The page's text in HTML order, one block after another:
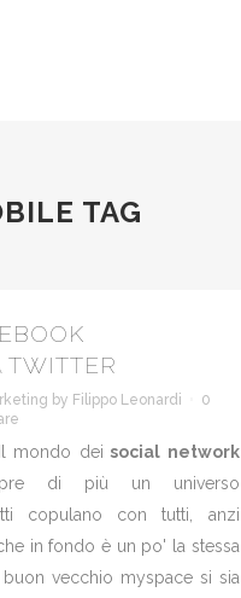
TAG
TWITTER
by Filippo Leonardi
0
Il mondo dei social network
di più un universo
copulano con tutti, anzi
in fondo è un po' la stessa
vecchio myspace si sia